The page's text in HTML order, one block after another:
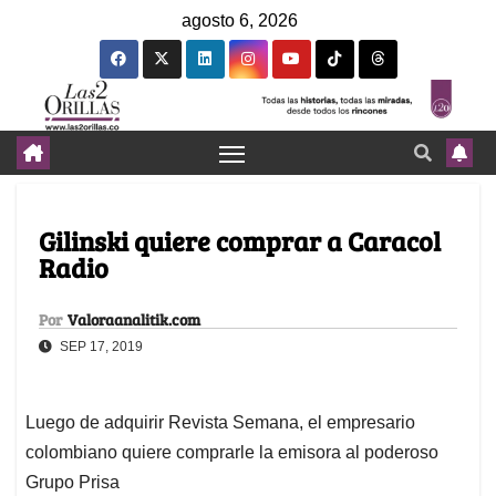
agosto 6, 2026
Gilinski quiere comprar a Caracol
Radio
Por Valoraanalitik.com
SEP 17, 2019
Luego de adquirir Revista Semana, el empresario
colombiano quiere comprarle la emisora al poderoso
Grupo Prisa